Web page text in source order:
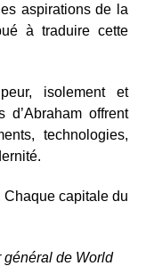
aspirations de la
à traduire cette
isolement et
d’Abraham offrent
technologies,
Chaque capitale du
général de World